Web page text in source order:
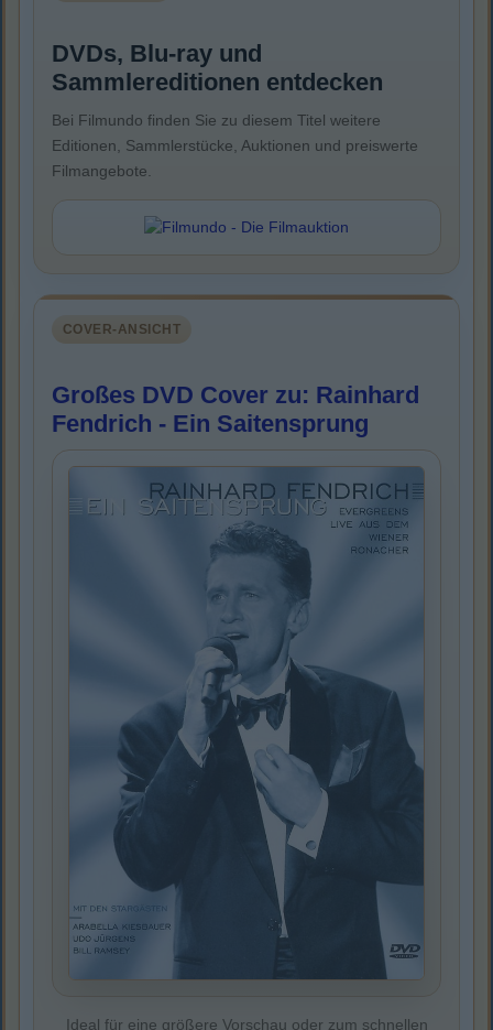
DVDs, Blu-ray und
Sammlereditionen entdecken
Bei Filmundo finden Sie zu diesem Titel weitere
Editionen, Sammlerstücke, Auktionen und preiswerte
Filmangebote.
COVER-ANSICHT
Großes DVD Cover zu: Rainhard
Fendrich - Ein Saitensprung
Ideal für eine größere Vorschau oder zum schnellen